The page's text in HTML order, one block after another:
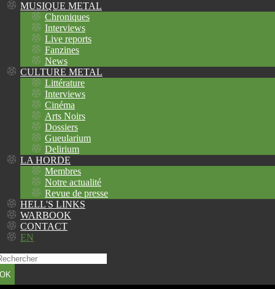
MUSIQUE METAL
Chroniques
Interviews
Live reports
Fanzines
News
CULTURE METAL
Littérature
Interviews
Cinéma
Arts Noirs
Dossiers
Gueularium
Delirium
LA HORDE
Membres
Notre actualité
Revue de presse
HELL'S LINKS
WARBOOK
CONTACT
EN
OK